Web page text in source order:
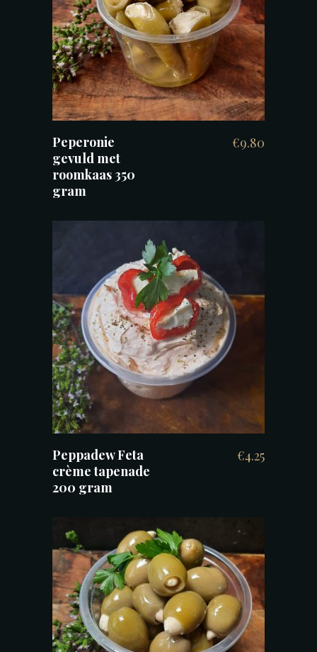
TOEVOEGEN AAN WINKELWAGEN
Peperonie
gevuld met
roomkaas 350
gram
€9.80
TOEVOEGEN AAN WINKELWAGEN
Peppadew Feta
crème tapenade
200 gram
€4.25
TOEVOEGEN AAN WINKELWAGEN